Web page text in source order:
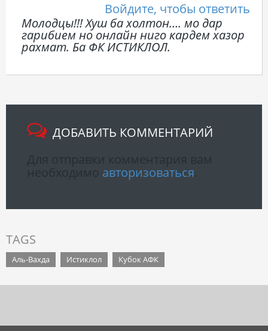
Войдите, чтобы ответить
Молодцы!!! Хуш ба холтон…. мо дар
гарибием но онлайн ниго кардем хазор
рахмат. Ба ФК ИСТИКЛОЛ.
ДОБАВИТЬ КОММЕНТАРИЙ
авторизоваться
TAGS
Аль-Вахда Истиклол Кубок АФК